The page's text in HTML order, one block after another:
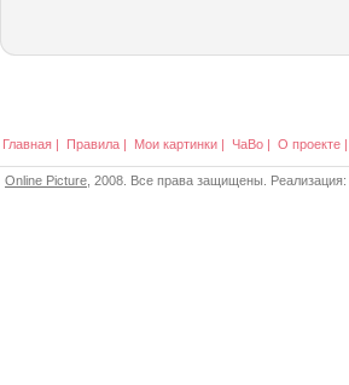
Главная | Правила | Мои картинки | ЧаВо | О проекте |
Online Picture , 2008. Все права защищены. Реализация: